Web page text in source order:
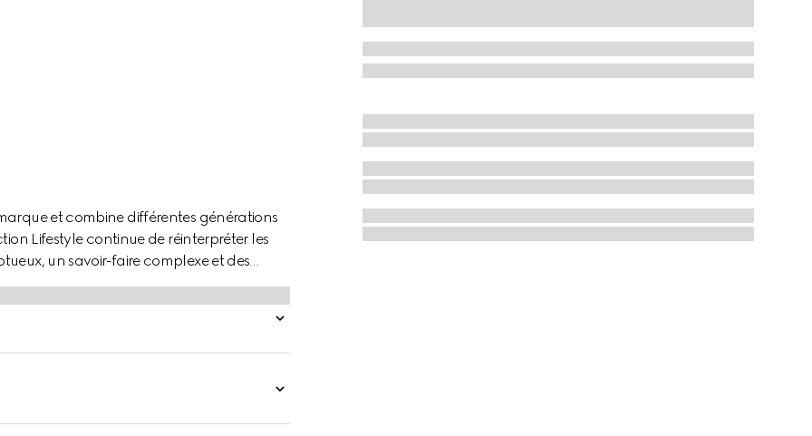
et combine différentes générations
Lifestyle continue de réinterpréter les
un savoir-faire complexe et des